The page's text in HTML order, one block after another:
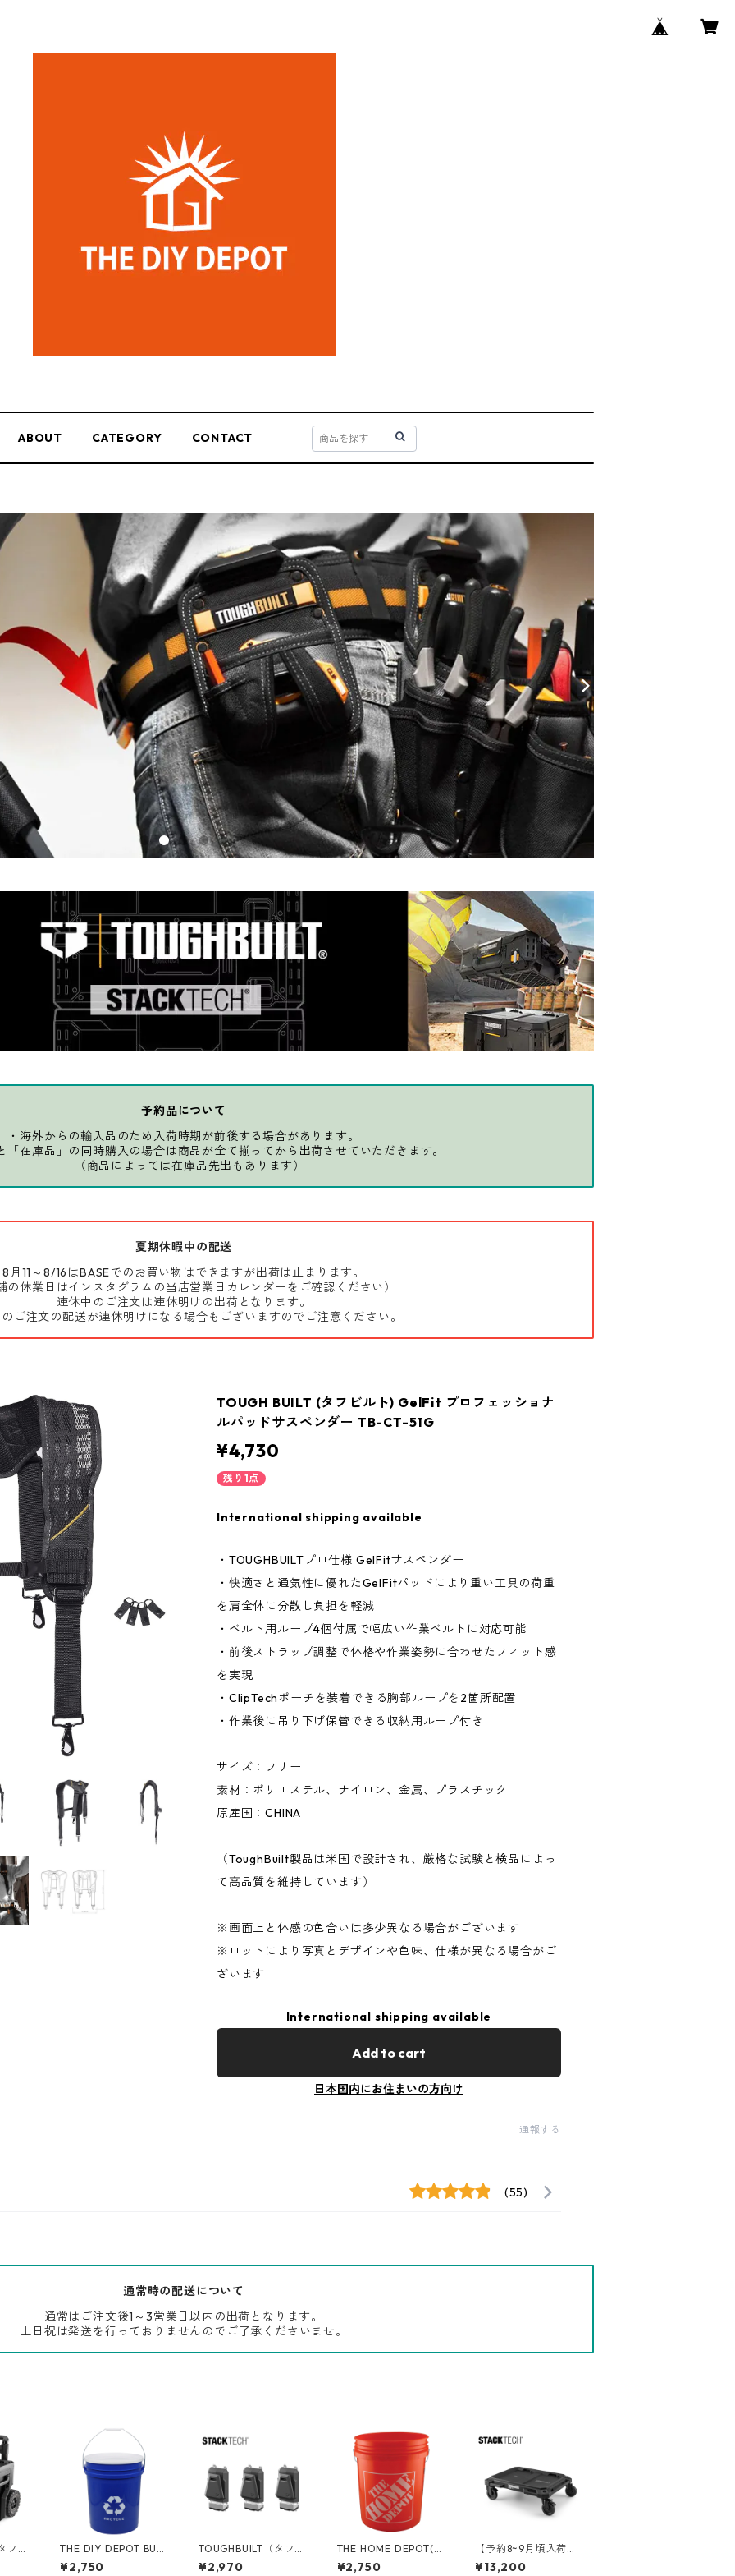
ABOUT CATEGORY CONTACT
予約品について
・海外からの輸入品のため入荷時期が前後する場合があります。
「在庫品」の同時購入の場合は商品が全て揃ってから出荷させていただきます。
（商品によっては在庫品先出もあります）
夏期休暇中の配送
8月11～8/16はBASEでのお買い物はできますが出荷は止まります。
の休業日はインスタグラムの当店営業日カレンダーをご確認ください）
連休中のご注文は連休明けの出荷となります。
ご注文の配送が連休明けになる場合もございますのでご注意ください。
TOUGH BUILT (タフビルト) GelFit プロフェッショナ
ルパッドサスペンダー TB-CT-51G
¥4,730
残り1点
International shipping available
・TOUGHBUILTプロ仕様 GelFitサスペンダー
・快適さと通気性に優れたGelFitパッドにより重い工具の荷重
を肩全体に分散し負担を軽減
・ベルト用ループ4個付属で幅広い作業ベルトに対応可能
・前後ストラップ調整で体格や作業姿勢に合わせたフィット感
を実現
・ClipTechポーチを装着できる胸部ループを2箇所配置
・作業後に吊り下げ保管できる収納用ループ付き
サイズ：フリー
素材：ポリエステル、ナイロン、金属、プラスチック
原産国：CHINA
（ToughBuilt製品は米国で設計され、厳格な試験と検品によっ
て高品質を維持しています）
※画面上と体感の色合いは多少異なる場合がございます
※ロットにより写真とデザインや色味、仕様が異なる場合がご
ざいます
International shipping available
Add to cart
日本国内にお住まいの方向け
通報する
(55)
通常時の配送について
通常はご注文後1～3営業日以内の出荷となります。
土日祝は発送を行っておりませんのでご了承くださいませ。
フビ
THE DIY DEPOT BUC
KET 5ガロンバケツ リ
サイクル フタ付き 05
¥2,750
TOUGHBUILT（タフビ
ルト）STACK TECH(ス
タックテック) オプシ
¥2,970
THE HOME DEPOT(ホ
ームデポ) 5ガロンバケ
ツ 05GLHD2
¥2,750
【予約8~9月頃入荷】T
OUGHBUILT（タフビ
ルト）STACK TECH(ス
¥13,200